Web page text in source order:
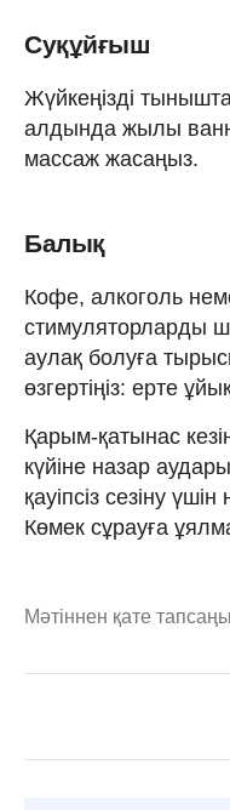
Суқұйғыш
Жүйкеңізді
алдында жылы
массаж жасаңыз.
Балық
Кофе, алкоголь
стимуляторларды
аулақ болуға
өзгертіңіз: ерте
Қарым-қатынас
күйіне назар
қауіпсіз сезіну
Көмек сұрауға
Мәтіннен қате